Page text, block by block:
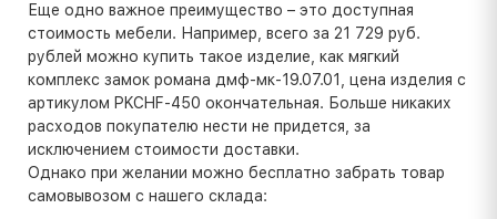
Еще одно важное преимущество – это доступная
стоимость мебели. Например, всего за 21 729 руб.
рублей можно купить такое изделие, как мягкий
комплекс замок романа дмф-мк-19.07.01, цена изделия с
артикулом PKCHF-450 окончательная. Больше никаких
расходов покупателю нести не придется, за
исключением стоимости доставки.
Однако при желании можно бесплатно забрать товар
самовывозом с нашего склада: